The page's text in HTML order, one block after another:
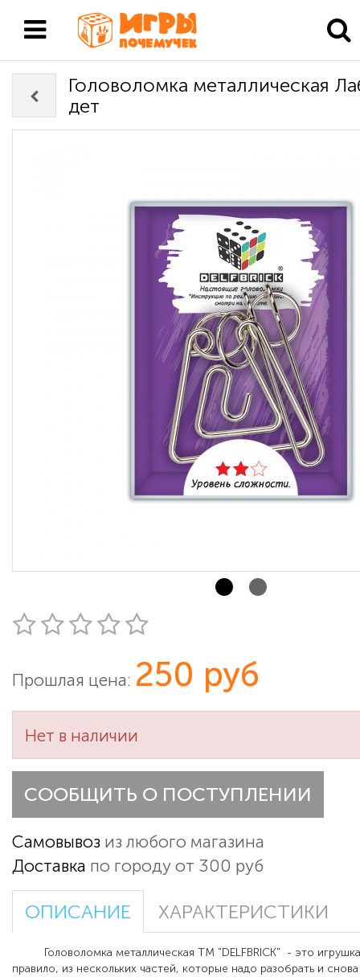
Головоломка металлическая
дет
Прошлая цена: 250 руб
Нет в наличии
СООБЩИТЬ О ПОСТУПЛЕНИИ
Самовывоз из любого магазина
Доставка по городу от 300 руб
ОПИСАНИЕ ХАРАКТЕРИСТИКИ
Головоломка металлическая ТМ "DELFBRICK" - это
правило, из нескольких частей, которые надо разобрать и